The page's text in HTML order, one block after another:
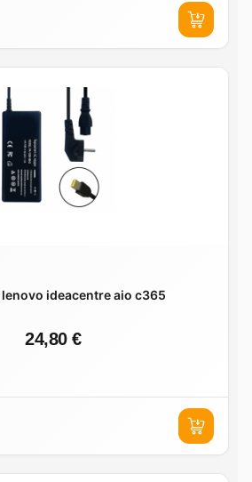
ideacentre aio c365
24,80 €